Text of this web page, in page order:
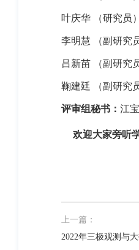
叶庆华 （研究员）
李明慧 （副研究
吕新苗 （副研究
鞠建廷 （副研究
评审组秘书：江
欢迎大家旁听
上一篇：
2022年三极观测与